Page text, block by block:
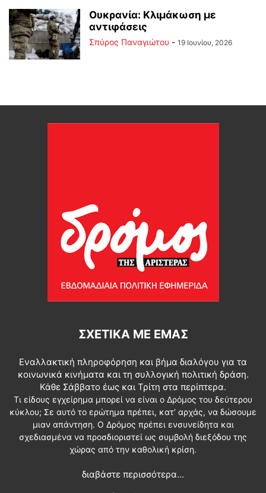
Ουκρανία: Κλιμάκωση με
αντιφάσεις
Σπύρος Παναγιώτου - 19 Ιουνίου, 2026
ΣΧΕΤΙΚΆ ΜΕ ΕΜΆΣ
Εναλλακτική πληροφόρηση και βήμα διαλόγου για τα
κοινωνικά κινήματα και τη συλλογική πολιτική δράση.
Κάθε Σάββατο έως και Τρίτη στα περίπτερα.
Τι είδους εγχείρημα μπορεί να είναι ο Δρόμος του δεύτερου
κύκλου; Σε αυτό το ερώτημα πρέπει, κατ’ αρχάς, να δώσουμε
μιαν απάντηση. Ο Δρόμος πρέπει ενσυνείδητα και
σχεδιασμένα να προσδιοριστεί ως συμβολή διεξόδου της
χώρας από την καθολική κρίση.
διαβάστε περισσότερα...